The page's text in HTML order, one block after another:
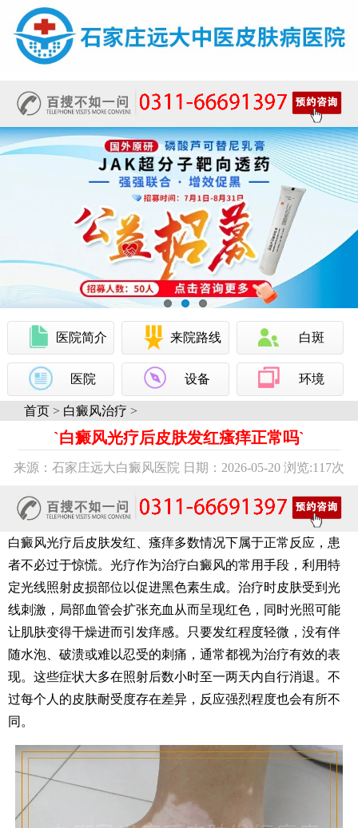
医院简介 来院路线 白斑
医院 设备 环境
首页 > 白癜风治疗 >
`白癜风光疗后皮肤发红瘙痒正常吗`
来源：石家庄远大白癜风医院 日期：2026-05-20 浏览:117次
白癜风光疗后皮肤发红、瘙痒多数情况下属于正常反应，患
者不必过于惊慌。光疗作为治疗白癜风的常用手段，利用特
定光线照射皮损部位以促进黑色素生成。治疗时皮肤受到光
线刺激，局部血管会扩张充血从而呈现红色，同时光照可能
让肌肤变得干燥进而引发痒感。只要发红程度轻微，没有伴
随水泡、破溃或难以忍受的刺痛，通常都视为治疗有效的表
现。这些症状大多在照射后数小时至一两天内自行消退。不
过每个人的皮肤耐受度存在差异，反应强烈程度也会有所不
同。